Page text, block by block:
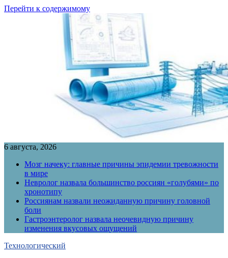
Перейти к содержимому
6 августа, 2026
Мозг начеку: главные причины эпидемии тревожности
в мире
Невролог назвала большинство россиян «голубями» по
хронотипу
Россиянам назвали неожиданную причину головной
боли
Гастроэнтеролог назвала неочевидную причину
изменения вкусовых ощущений
Технологический